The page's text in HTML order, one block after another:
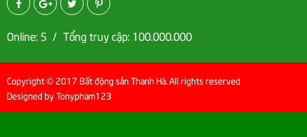
Online: 5 / Tổng truy cập: 100.000.000
Copyright © 2017 Bất động sản Thanh Hà. All rights reserved
Designed byTonypham123